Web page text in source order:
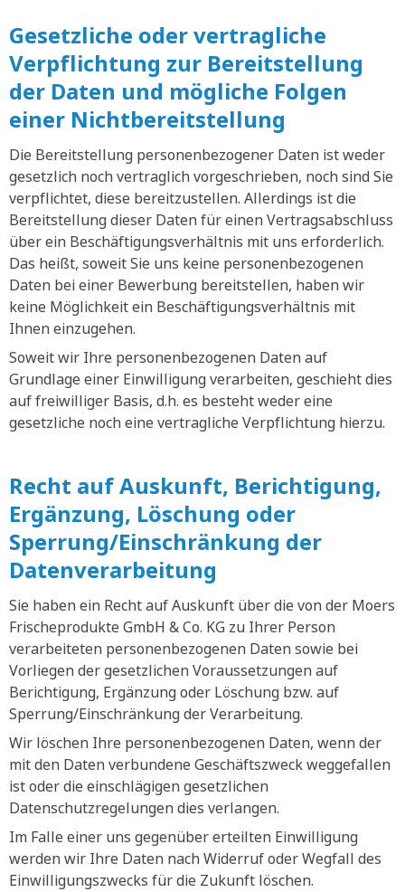
Gesetzliche oder vertragliche
Verpflichtung zur Bereitstellung
der Daten und mögliche Folgen
einer Nichtbereitstellung
Die Bereitstellung personenbezogener Daten ist weder
gesetzlich noch vertraglich vorgeschrieben, noch sind Sie
verpflichtet, diese bereitzustellen. Allerdings ist die
Bereitstellung dieser Daten für einen Vertragsabschluss
über ein Beschäftigungsverhältnis mit uns erforderlich.
Das heißt, soweit Sie uns keine personenbezogenen
Daten bei einer Bewerbung bereitstellen, haben wir
keine Möglichkeit ein Beschäftigungsverhältnis mit
Ihnen einzugehen.
Soweit wir Ihre personenbezogenen Daten auf
Grundlage einer Einwilligung verarbeiten, geschieht dies
auf freiwilliger Basis, d.h. es besteht weder eine
gesetzliche noch eine vertragliche Verpflichtung hierzu.
Recht auf Auskunft, Berichtigung,
Ergänzung, Löschung oder
Sperrung/Einschränkung der
Datenverarbeitung
Sie haben ein Recht auf Auskunft über die von der Moers
Frischeprodukte GmbH & Co. KG zu Ihrer Person
verarbeiteten personenbezogenen Daten sowie bei
Vorliegen der gesetzlichen Voraussetzungen auf
Berichtigung, Ergänzung oder Löschung bzw. auf
Sperrung/Einschränkung der Verarbeitung.
Wir löschen Ihre personenbezogenen Daten, wenn der
mit den Daten verbundene Geschäftszweck weggefallen
ist oder die einschlägigen gesetzlichen
Datenschutzregelungen dies verlangen.
Im Falle einer uns gegenüber erteilten Einwilligung
werden wir Ihre Daten nach Widerruf oder Wegfall des
Einwilligungszwecks für die Zukunft löschen.